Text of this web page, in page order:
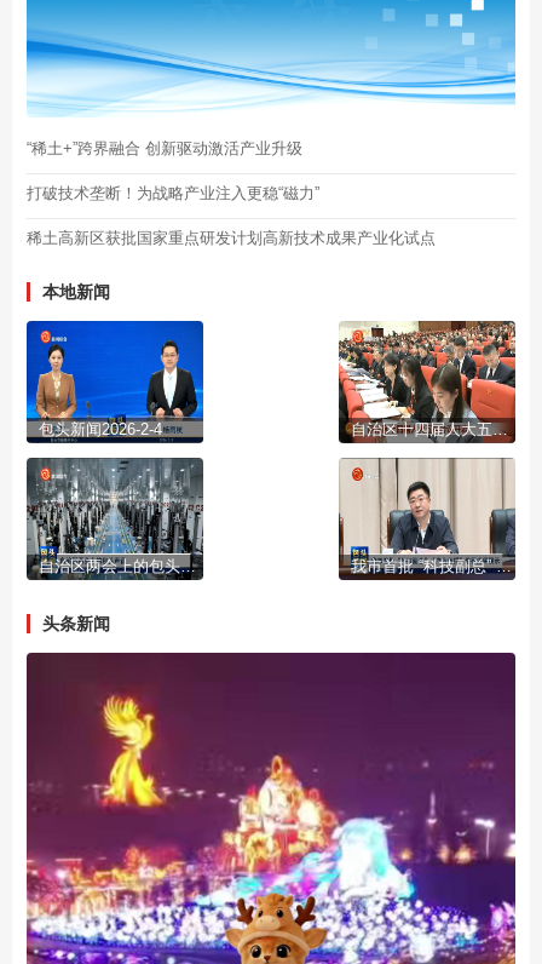
“稀土+”跨界融合 创新驱动激活产业升级
打破技术垄断！为战略产业注入更稳“磁力”
稀土高新区获批国家重点研发计划高新技术成果产业化试点
本地新闻
包头新闻2026-2-4 自治区十四届人大五次会议开幕
自治区两会上的包头声音 我市首批 “科技副总” “产业教授”进行成果展示
头条新闻